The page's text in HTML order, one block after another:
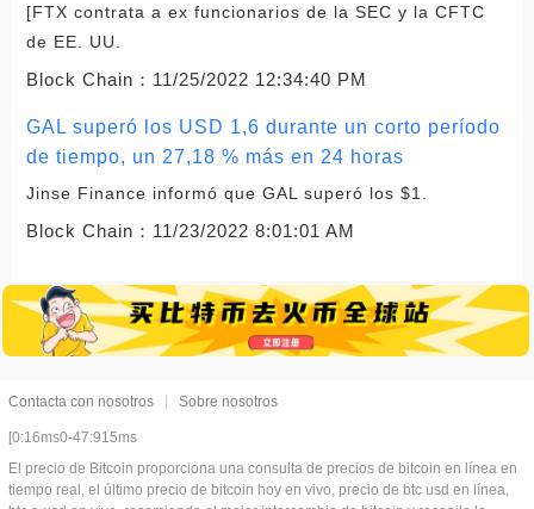
[FTX contrata a ex funcionarios de la SEC y la CFTC
de EE. UU.
Block Chain： 11/25/2022 12:34:40 PM
GAL superó los USD 1,6 durante un corto período
de tiempo, un 27,18 % más en 24 horas
Jinse Finance informó que GAL superó los $1.
Block Chain： 11/23/2022 8:01:01 AM
Contacta con nosotros Sobre nosotros
[0:16ms0-47:915ms
El precio de Bitcoin proporciona una consulta de precios de bitcoin en línea en
tiempo real, el último precio de bitcoin hoy en vivo, precio de btc usd en línea,